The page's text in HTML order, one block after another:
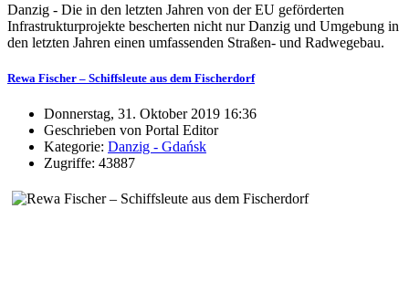
Danzig - Die in den letzten Jahren von der EU geförderten
Infrastrukturprojekte bescherten nicht nur Danzig und Umgebung in
den letzten Jahren einen umfassenden Straßen- und Radwegebau.
Rewa Fischer – Schiffsleute aus dem Fischerdorf
Donnerstag, 31. Oktober 2019 16:36
Geschrieben von Portal Editor
Kategorie: Danzig - Gdańsk
Zugriffe: 43887